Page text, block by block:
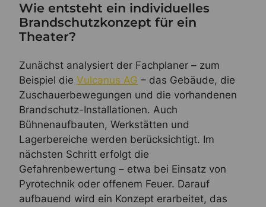
Wie entsteht ein individuelles
Brandschutzkonzept für ein
Theater?
Zunächst analysiert der Fachplaner – zum
Beispiel dieVulcanus AG – das Gebäude, die
Zuschauerbewegungen und die vorhandenen
Brandschutz-Installationen. Auch
Bühnenaufbauten, Werkstätten und
Lagerbereiche werden berücksichtigt. Im
nächsten Schritt erfolgt die
Gefahrenbewertung – etwa bei Einsatz von
Pyrotechnik oder offenem Feuer. Darauf
aufbauend wird ein Konzept erarbeitet, das